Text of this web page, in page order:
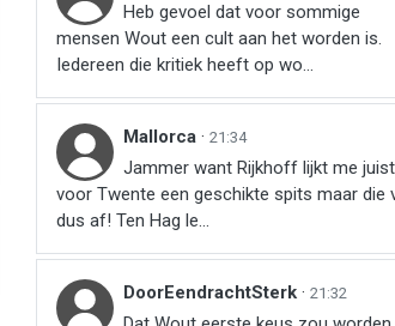
Heb gevoel dat voor sommige
mensen Wout een cult aan het worden is.
Iedereen die kritiek heeft op wo...
Mallorca · 21:34
Jammer want Rijkhoff lijkt me juist
voor Twente een geschikte spits maar die
dus af! Ten Hag le...
DoorEendrachtSterk · 21:32